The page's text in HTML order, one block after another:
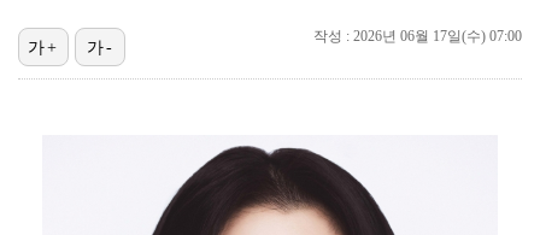
에스파, 고척돔 입성…공연 시작 40분 만에 첫 인사 …
작성 : 2026년 06월 17일(수) 07:00
가+ 가-